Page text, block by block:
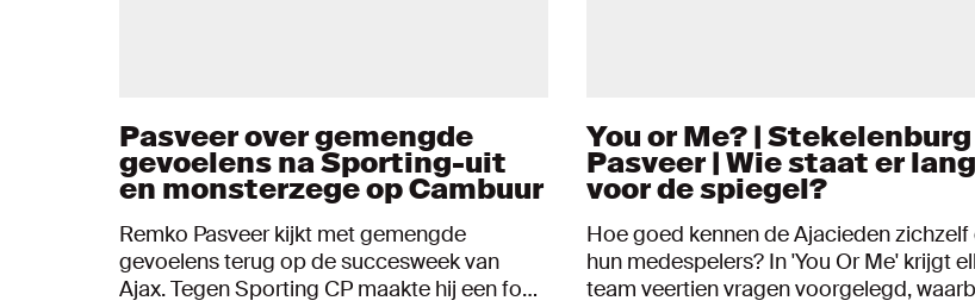
Pasveer over gemengde
gevoelens na Sporting-uit
en monsterzege op Cambuur
Remko Pasveer kijkt met gemengde
gevoelens terug op de succesweek van
Ajax. Tegen Sporting CP maakte hij een fout
You or Me? |
Pasveer | Wie staat er
voor de spiegel?
Hoe goed kennen de Ajacieden zichzelf
hun medespelers? In 'You Or Me' krijgt
team veertien vragen voorgelegd,